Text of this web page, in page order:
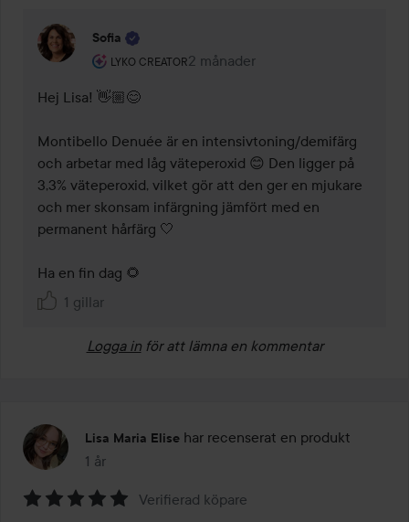
Sofia
LYKO CREATOR
Användarens roll: Lyko Creator.
2 månader
Kommentaren lades 2 månader
Hej Lisa! 👋🏼😊
Montibello Denuée är en intensivtoning/demifärg
och arbetar med låg väteperoxid 😊 Den ligger på
3,3% väteperoxid, vilket gör att den ger en mjukare
och mer skonsam infärgning jämfört med en
permanent hårfärg 🤍
Ha en fin dag 🌻
1 gillar
Logga in för att lämna en kommentar
Lisa Maria Elise har recenserat en produkt
1 år
Inlägget skapades 1 år
Verifierad köpare